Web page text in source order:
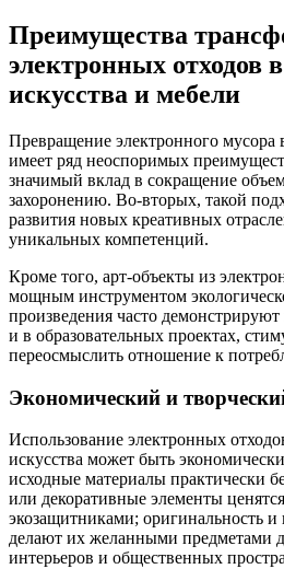
Преимущества
электронных отходов
искусства и мебели
Превращение электронного мусора
имеет ряд неоспоримых
значимый вклад в сокращение
захоронению. Во-вторых, такой
развития новых креативных
уникальных компетенций.
Кроме того, арт-объекты из
мощным инструментом
произведения часто
и в образовательных проектах,
переосмыслить отношение к
Экономический и
Использование электронных
искусства может быть
исходные материалы практически
или декоративные элементы
экозащитниками; оригинальность
делают их желанными предметами
интерьеров и общественных